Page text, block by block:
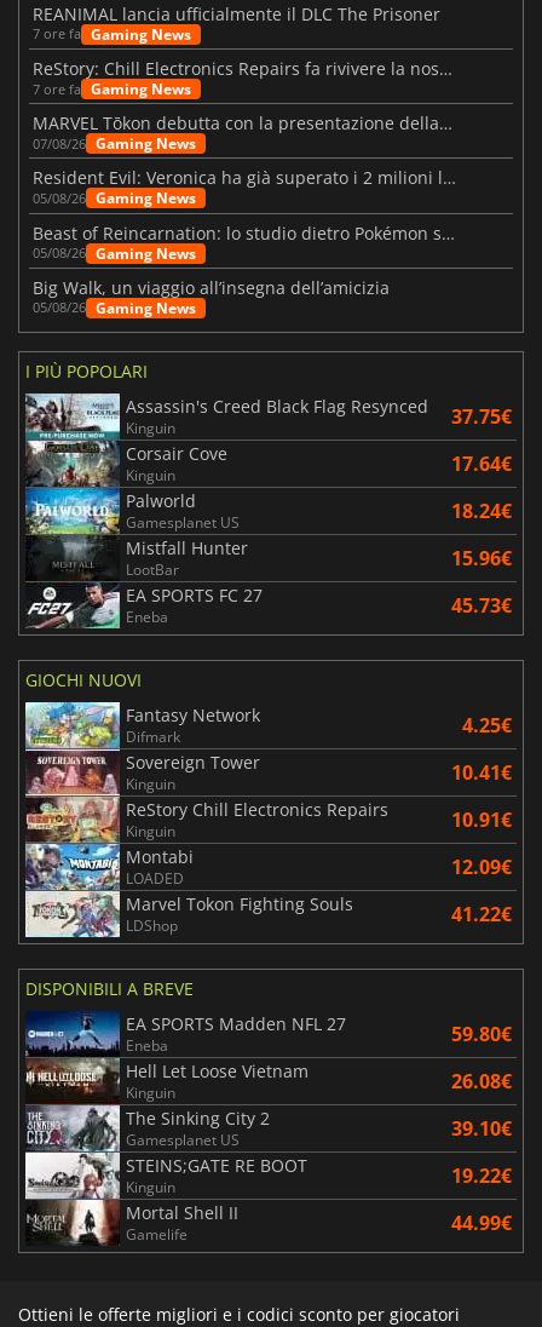
REANIMAL lancia ufficialmente il DLC The Prisoner
7 ore fa Gaming News
ReStory: Chill Electronics Repairs fa rivivere la nostalgia degli anni 2000
7 ore fa Gaming News
MARVEL Tōkon debutta con la presentazione della roadmap per il primo anno
07/08/26 Gaming News
Resident Evil: Veronica ha già superato i 2 milioni liste dei desideri
05/08/26 Gaming News
Beast of Reincarnation: lo studio dietro Pokémon su una nuova strada
05/08/26 Gaming News
Big Walk, un viaggio all’insegna dell’amicizia
05/08/26 Gaming News
I PIÙ POPOLARI
Assassin's Creed Black Flag Resynced
Kinguin 37.75€
Corsair Cove
Kinguin 17.64€
Palworld
Gamesplanet US 18.24€
Mistfall Hunter
LootBar 15.96€
EA SPORTS FC 27
Eneba 45.73€
GIOCHI NUOVI
Fantasy Network
Difmark 4.25€
Sovereign Tower
Kinguin 10.41€
ReStory Chill Electronics Repairs
Kinguin 10.91€
Montabi
LOADED 12.09€
Marvel Tokon Fighting Souls
LDShop 41.22€
DISPONIBILI A BREVE
EA SPORTS Madden NFL 27
Eneba 59.80€
Hell Let Loose Vietnam
Kinguin 26.08€
The Sinking City 2
Gamesplanet US 39.10€
STEINS;GATE RE BOOT
Kinguin 19.22€
Mortal Shell II
Gamelife 44.99€
Ottieni le offerte migliori e i codici sconto per giocatori